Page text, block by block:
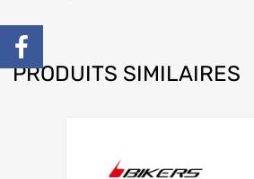
PRODUITS SIMILAIRES